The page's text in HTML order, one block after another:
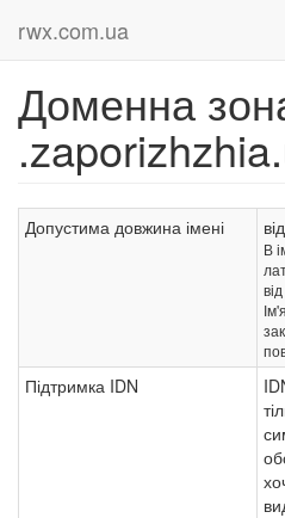
rwx.com.ua
Доменна
Допустима довжина імені
В
Підтримка IDN